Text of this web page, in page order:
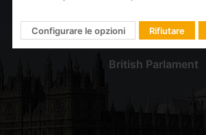
British Parlament
Configurare le opzioni Rifiutare